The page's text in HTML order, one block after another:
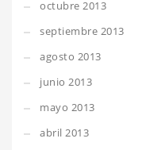
octubre 2013
septiembre 2013
agosto 2013
junio 2013
mayo 2013
abril 2013